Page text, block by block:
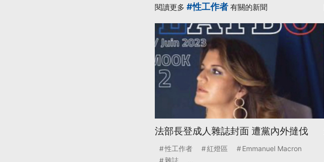
閱讀更多 #性工作者 有關的新聞
法部長登成人雜誌封面 遭黨內外撻伐
性工作者 紅燈區
Emmanuel Macron
雜誌
...